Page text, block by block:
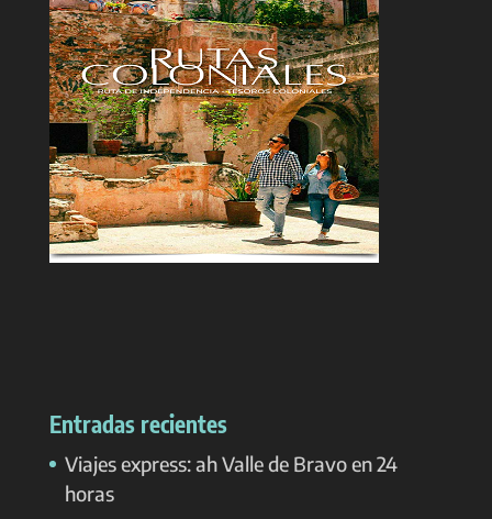
Entradas recientes
Viajes express: ah Valle de Bravo en 24
horas